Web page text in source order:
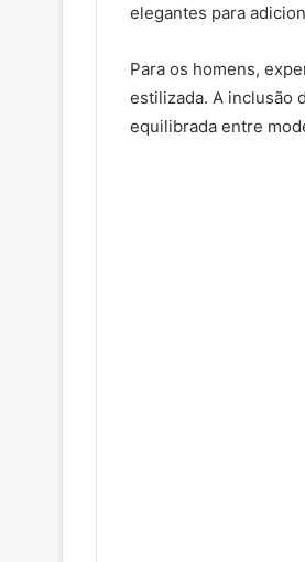
elegantes para
Para os homens,
estilizada. A inclusão
equilibrada entre